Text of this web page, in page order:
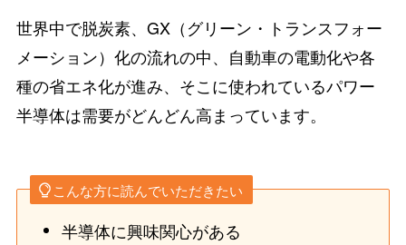
世界中で脱炭素、GX（グリーン・トランスフォー
メーション）化の流れの中、自動車の電動化や各
種の省エネ化が進み、そこに使われているパワー
半導体は需要がどんどん高まっています。
こんな方に読んでいただきたい
半導体に興味関心がある